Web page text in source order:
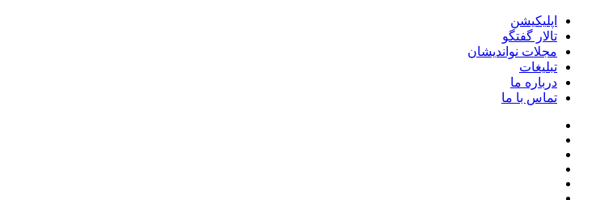
اپلیکیشن
تالار گفتگو
مجلات نواندیشان
تبلیغات
درباره ما
تماس با ما